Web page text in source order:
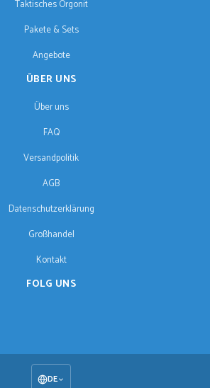
Taktisches Orgonit
Pakete & Sets
Angebote
ÜBER UNS
Über uns
FAQ
Versandpolitik
AGB
Datenschutzerklärung
Großhandel
Kontakt
FOLG UNS
DE